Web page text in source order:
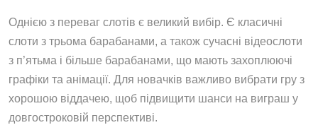
Однією з переваг слотів є великий вибір. Є класичні
слоти з трьома барабанами, а також сучасні відеослоти
з п’ятьма і більше барабанами, що мають захоплюючі
графіки та анімації. Для новачків важливо вибрати гру з
хорошою віддачею, щоб підвищити шанси на виграш у
довгостроковій перспективі.